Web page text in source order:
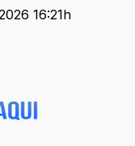
16:21h